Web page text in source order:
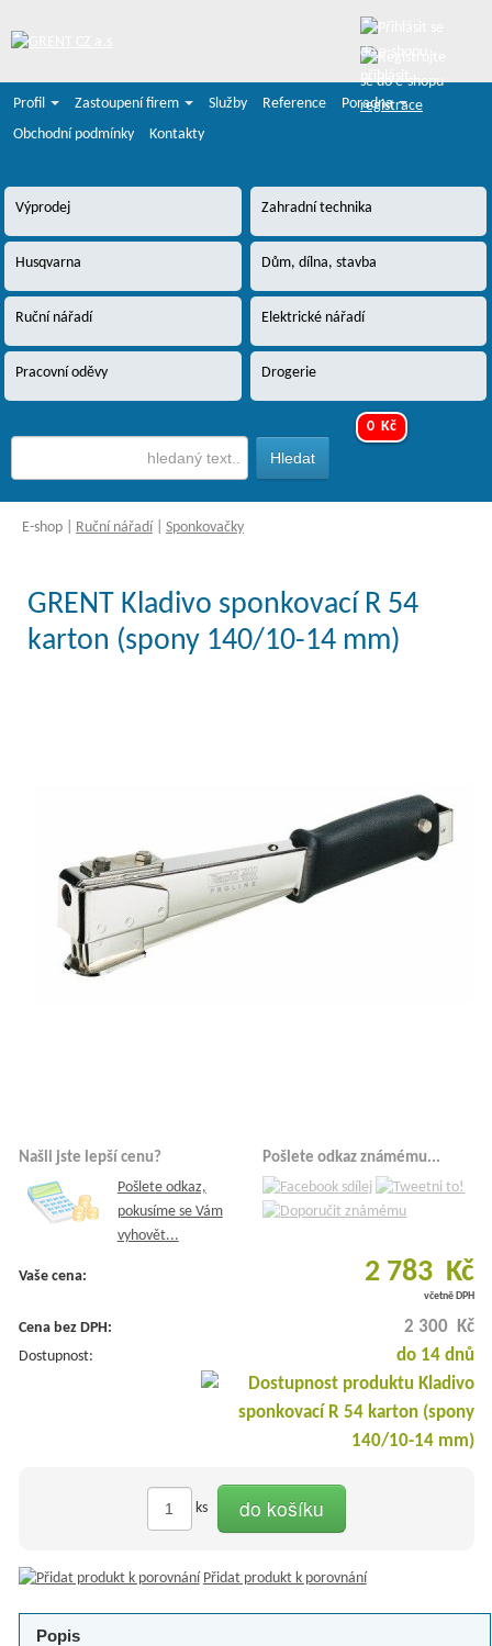
registrace
Profil
Zastoupení firem Služby Reference
Poradna
Obchodní podmínky
Kontakty
Výprodej Zahradní technika
Husqvarna Dům, dílna, stavba
Ruční nářadí Elektrické nářadí
Pracovní oděvy Drogerie
0 Kč
E-shop Ruční nářadí Sponkovačky
GRENT Kladivo sponkovací R 54
karton (spony 140/10-14 mm)
Našli jste lepší cenu?
Pošlete odkaz,
pokusíme se Vám
vyhovět...
Pošlete odkaz známému...
Vaše cena: 2 783 Kč
včetně DPH
Cena bez DPH: 2 300 Kč
Dostupnost: do 14 dnů
ks do košíku
Přidat produkt k porovnání
Popis